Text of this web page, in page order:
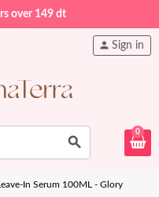
over 149 dt
search
person Sign in
0
In Serum 100ML - Glory